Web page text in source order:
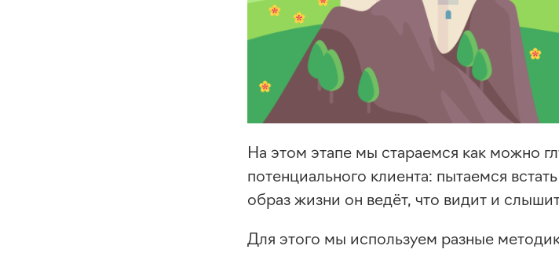
На этом этапе мы стараемся как можно
потенциального клиента: пытаемся
образ жизни он ведёт, что видит и
Для этого мы используем разные